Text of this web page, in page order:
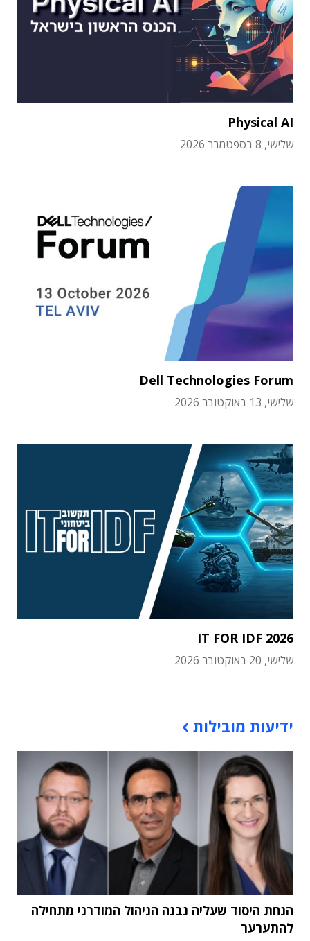
Physical AI
שלישי, 8 בספטמבר 2026
Dell Technologies Forum
שלישי, 13 באוקטובר 2026
IT FOR IDF 2026
שלישי, 20 באוקטובר 2026
ידיעות מובילות
הנחת היסוד שעליה נבנה הניהול המודרני מתחילה
להתערער